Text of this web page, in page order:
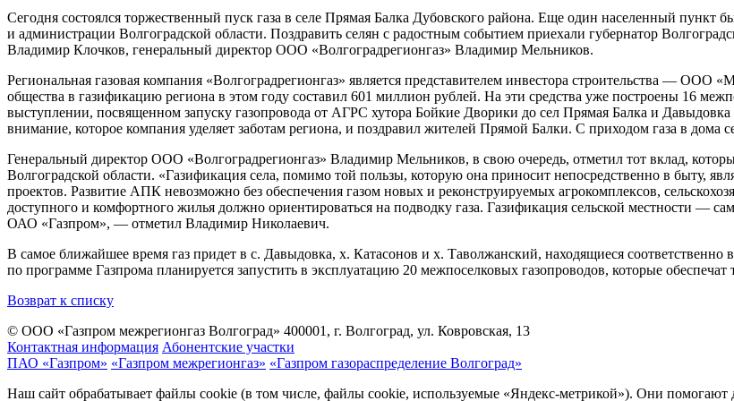
Сегодня состоялся торжественный пуск газа в селе Прямая Балка Дубовского района. Еще один населенный
и администрации Волгоградской области. Поздравить селян с радостным событием приехали губернатор
Владимир Клочков, генеральный директор ООО «Волгоградрегионгаз» Владимир Мельников.
Региональная газовая компания «Волгоградрегионгаз» является представителем инвестора строительства — ООО
общества в газификацию региона в этом году составил 601 миллион рублей. На эти средства уже построены 16
выступлении, посвященном запуску газопровода от АГРС хутора Бойкие Дворики до сел Прямая Балка и
внимание, которое компания уделяет заботам региона, и поздравил жителей Прямой Балки. С приходом газа в дома
Генеральный директор ООО «Волгоградрегионгаз» Владимир Мельников, в свою очередь, отметил тот вклад,
Волгоградской области. «Газификация села, помимо той пользы, которую она приносит непосредственно в быту,
проектов. Развитие АПК невозможно без обеспечения газом новых и реконструируемых агрокомплексов,
доступного и комфортного жилья должно ориентироваться на подводку газа. Газификация сельской местности —
ОАО «Газпром», — отметил Владимир Николаевич.
В самое ближайшее время газ придет в с. Давыдовка, х. Катасонов и х. Таволжанский, находящиеся
по программе Газпрома планируется запустить в эксплуатацию 20 межпоселковых газопроводов, которые
Возврат к списку
© ООО «Газпром межрегионгаз Волгоград» 400001, г. Волгоград, ул. Ковровская, 13
Контактная информация Абонентские участки
ПАО «Газпром» «Газпром межрегионгаз» «Газпром газораспределение Волгоград»
Наш сайт обрабатывает файлы cookie (в том числе, файлы cookie, используемые «Яндекс-метрикой»). Они помогают